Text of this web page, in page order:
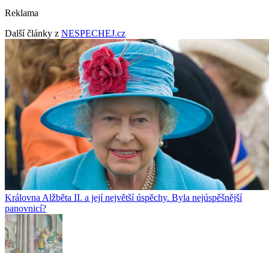
Reklama
Další články z NESPECHEJ.cz
Královna Alžběta II. a její největší úspěchy. Byla nejúspěšnější
panovnicí?